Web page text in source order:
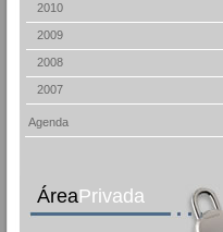
2010
2009
2008
2007
Agenda
ÁreaPrivada